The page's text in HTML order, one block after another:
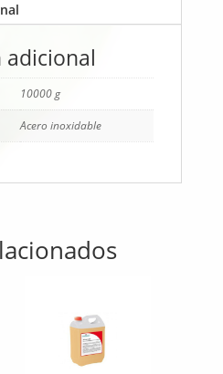
10000 g
Acero inoxidable